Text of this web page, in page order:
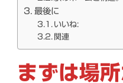
最後に
いいね:
関連
まずは場所